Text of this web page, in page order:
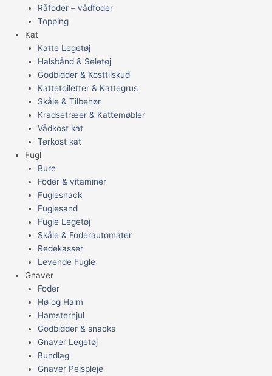
Råfoder – vådfoder
Topping
Kat
Katte Legetøj
Halsbånd & Seletøj
Godbidder & Kosttilskud
Kattetoiletter & Kattegrus
Skåle & Tilbehør
Kradsetræer & Kattemøbler
Vådkost kat
Tørkost kat
Fugl
Bure
Foder & vitaminer
Fuglesnack
Fuglesand
Fugle Legetøj
Skåle & Foderautomater
Redekasser
Levende Fugle
Gnaver
Foder
Hø og Halm
Hamsterhjul
Godbidder & snacks
Gnaver Legetøj
Bundlag
Gnaver Pelspleje